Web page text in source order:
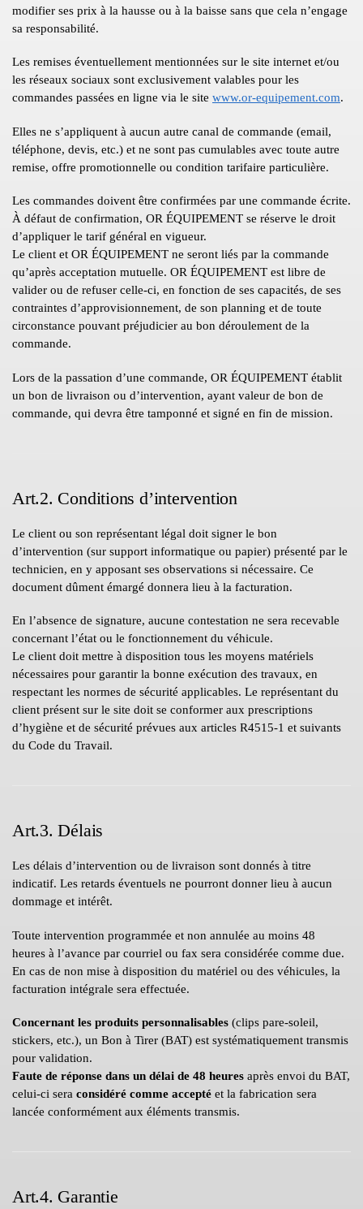
modifier ses prix à la hausse ou à la baisse sans que cela n’engage
sa responsabilité.
Les remises éventuellement mentionnées sur le site internet et/ou
les réseaux sociaux sont exclusivement valables pour les
commandes passées en ligne via le site www.or-equipement.com.
Elles ne s’appliquent à aucun autre canal de commande (email,
téléphone, devis, etc.) et ne sont pas cumulables avec toute autre
remise, offre promotionnelle ou condition tarifaire particulière.
Les commandes doivent être confirmées par une commande écrite.
À défaut de confirmation, OR ÉQUIPEMENT se réserve le droit
d’appliquer le tarif général en vigueur.
Le client et OR ÉQUIPEMENT ne seront liés par la commande
qu’après acceptation mutuelle. OR ÉQUIPEMENT est libre de
valider ou de refuser celle-ci, en fonction de ses capacités, de ses
contraintes d’approvisionnement, de son planning et de toute
circonstance pouvant préjudicier au bon déroulement de la
commande.
Lors de la passation d’une commande, OR ÉQUIPEMENT établit
un bon de livraison ou d’intervention, ayant valeur de bon de
commande, qui devra être tamponné et signé en fin de mission.
Art.2. Conditions d’intervention
Le client ou son représentant légal doit signer le bon
d’intervention (sur support informatique ou papier) présenté par le
technicien, en y apposant ses observations si nécessaire. Ce
document dûment émargé donnera lieu à la facturation.
En l’absence de signature, aucune contestation ne sera recevable
concernant l’état ou le fonctionnement du véhicule.
Le client doit mettre à disposition tous les moyens matériels
nécessaires pour garantir la bonne exécution des travaux, en
respectant les normes de sécurité applicables. Le représentant du
client présent sur le site doit se conformer aux prescriptions
d’hygiène et de sécurité prévues aux articles R4515-1 et suivants
du Code du Travail.
Art.3. Délais
Les délais d’intervention ou de livraison sont donnés à titre
indicatif. Les retards éventuels ne pourront donner lieu à aucun
dommage et intérêt.
Toute intervention programmée et non annulée au moins 48
heures à l’avance par courriel ou fax sera considérée comme due.
En cas de non mise à disposition du matériel ou des véhicules, la
facturation intégrale sera effectuée.
Concernant les produits personnalisables (clips pare-soleil,
stickers, etc.), un Bon à Tirer (BAT) est systématiquement transmis
pour validation.
Faute de réponse dans un délai de 48 heures après envoi du BAT,
celui-ci sera considéré comme accepté et la fabrication sera
lancée conformément aux éléments transmis.
Art.4. Garantie